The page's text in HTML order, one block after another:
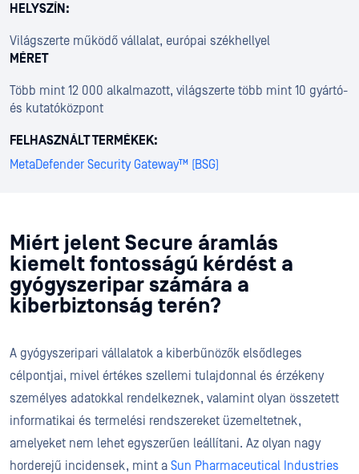
HELYSZÍN:
Világszerte működő vállalat, európai székhellyel
MÉRET
Több mint 12 000 alkalmazott, világszerte több mint 10 gyártó-
és kutatóközpont
FELHASZNÁLT TERMÉKEK:
MetaDefender Security Gateway™ (BSG)
Miért jelent Secure áramlás
kiemelt fontosságú kérdést a
gyógyszeripar számára a
kiberbiztonság terén?
A gyógyszeripari vállalatok a kiberbűnözők elsődleges
célpontjai, mivel értékes szellemi tulajdonnal és érzékeny
személyes adatokkal rendelkeznek, valamint olyan összetett
informatikai és termelési rendszereket üzemeltetnek,
amelyeket nem lehet egyszerűen leállítani. Az olyan nagy
horderejű incidensek, mint a Sun Pharmaceutical Industries